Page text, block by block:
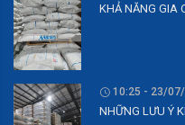
KHẢ NĂNG GIA
10:25 - 23/
NHỮNG LƯU Ý